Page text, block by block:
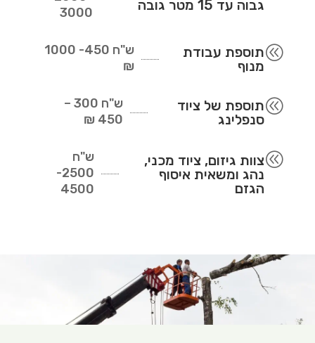
גבוה עד 15 מטר גובה
3000
@תוספת עבודת
מנוף
ש"ח
450- 1000
₪
@תוספת של ציוד
סנפלינג
ש"ח
300 –
450 ₪
@צוות גיזום, ציוד מכני,
נהג ומשאית איסוף
הגזם
ש"ח
2500-
4500